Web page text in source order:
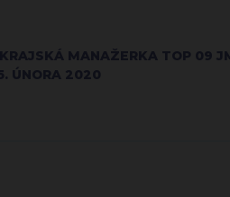
MANAŽERKA TOP 09
ÚNORA 2020